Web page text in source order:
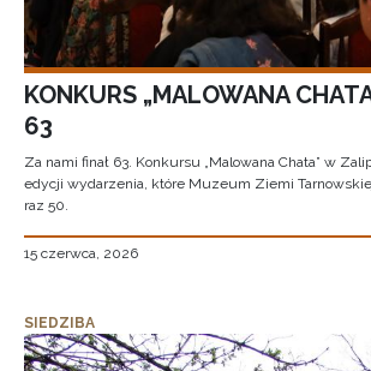
KONKURS „MALOWANA
63
Za nami finał 63. Konkursu „Malowana Chata” w
edycji wydarzenia, które Muzeum Ziemi
raz 50.
15 czerwca, 2026
SIEDZIBA